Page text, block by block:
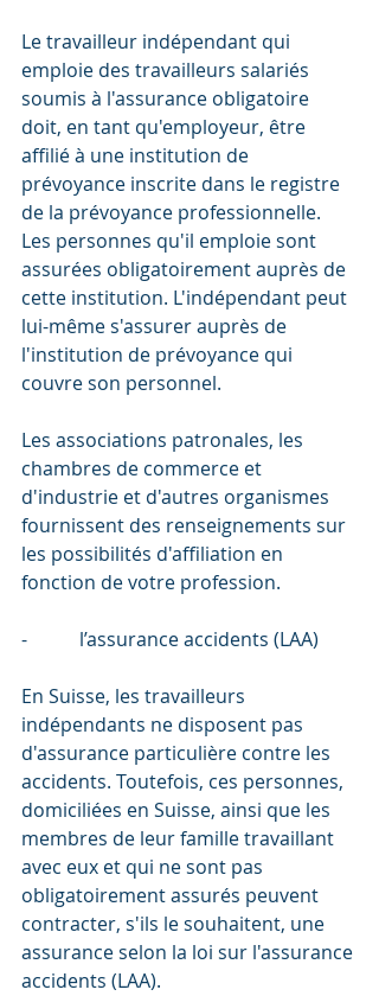
Le travailleur indépendant qui
emploie des travailleurs salariés
soumis à l'assurance obligatoire
doit, en tant qu'employeur, être
affilié à une institution de
prévoyance inscrite dans le registre
de la prévoyance professionnelle.
Les personnes qu'il emploie sont
assurées obligatoirement auprès de
cette institution. L'indépendant peut
lui-même s'assurer auprès de
l'institution de prévoyance qui
couvre son personnel.
Les associations patronales, les
chambres de commerce et
d'industrie et d'autres organismes
fournissent des renseignements sur
les possibilités d'affiliation en
fonction de votre profession.
-           l’assurance accidents (LAA)
En Suisse, les travailleurs
indépendants ne disposent pas
d'assurance particulière contre les
accidents. Toutefois, ces personnes,
domiciliées en Suisse, ainsi que les
membres de leur famille travaillant
avec eux et qui ne sont pas
obligatoirement assurés peuvent
contracter, s'ils le souhaitent, une
assurance selon la loi sur l'assurance
accidents (LAA).